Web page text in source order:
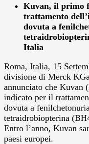
Kuvan, il primo
trattamento
dovuta a
Italia
Roma, Italia, 15
divisione di Merck
annunciato che Kuvan
indicato per il
dovuta a
tetraidrobiopterina
Entro l’anno, Kuvan
paesi europei.